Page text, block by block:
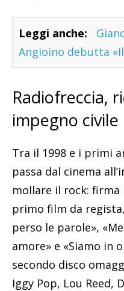
Leggi anche:
Angioino debutta
Radiofreccia,
impegno civile
Tra il 1998 e i primi
passa dal cinema
mollare il rock: firma
primo film da
perso le parole»,
amore» e «Siamo in
secondo disco
Iggy Pop, Lou Reed,